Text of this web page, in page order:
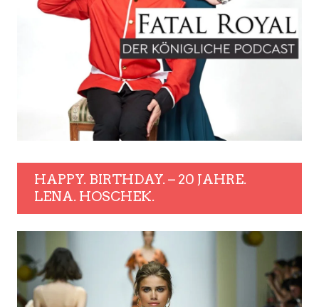
HAPPY. BIRTHDAY. – 20 JAHRE.
LENA. HOSCHEK.